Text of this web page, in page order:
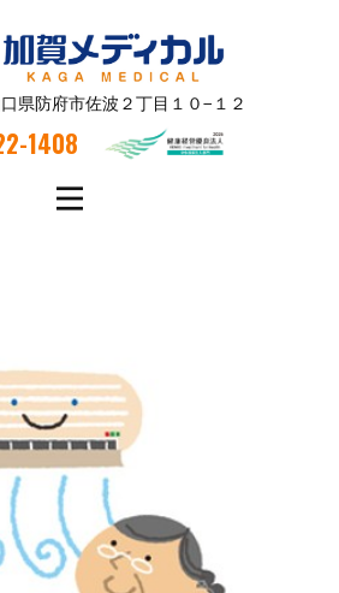
県防府市佐波２丁目１０−１２
1408